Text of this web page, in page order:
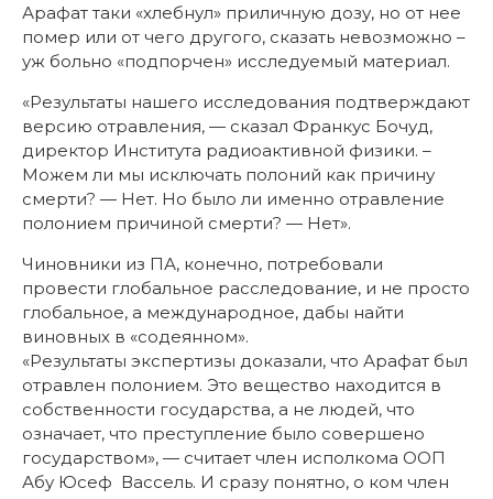
Арафат таки «хлебнул» приличную дозу, но от нее
помер или от чего другого, сказать невозможно –
уж больно «подпорчен» исследуемый материал.
«Результаты нашего исследования подтверждают
версию отравления, — сказал Франкус Бочуд,
директор Института радиоактивной физики. –
Можем ли мы исключать полоний как причину
смерти? — Нет. Но было ли именно отравление
полонием причиной смерти? — Нет».
Чиновники из ПА, конечно, потребовали
провести глобальное расследование, и не просто
глобальное, а международное, дабы найти
виновных в «содеянном».
«Результаты экспертизы доказали, что Арафат был
отравлен полонием. Это вещество находится в
собственности государства, а не людей, что
означает, что преступление было совершено
государством», — считает член исполкома ООП
Абу Юсеф Вассель. И сразу понятно, о ком член